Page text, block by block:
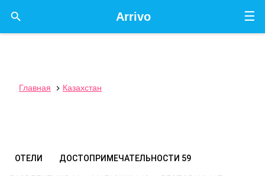
☰
Arrivo

Главная  Казахстан
ОТЕЛИ ДОСТОПРИМЕЧАТЕЛЬНОСТИ 59